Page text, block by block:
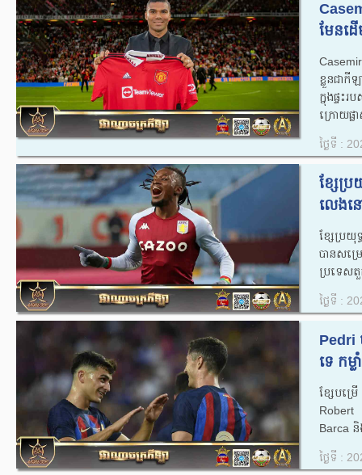
មែន​ដ
ខ្លួន​ជា​កី
ក្នុង​​ផ្ទះ​​
ក្រោយ​ផ្ល
ថ្ងៃទី :
ខ្សែប្
លេង​ន
ខ្សែប្រយុ
បានសម្រ
ប្រទេស​តួ
ថ្ងៃទី :
Pedri
ទេ​ កម្
ខ្សែបម្រ
Robert
Barca
ថ្ងៃទី :